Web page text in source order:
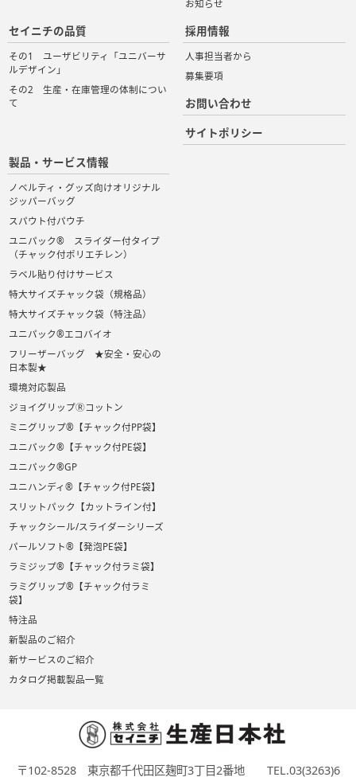
お知らせ
製品・サービス情報
ノベルティ・グッズ向けオリジナル
ジッパーバッグ
スパウト付パウチ
ユニパック® スライダー付タイプ
（チャック付ポリエチレン）
ラベル貼り付けサービス
特大サイズチャック袋（規格品）
特大サイズチャック袋（特注品）
ユニパック®エコバイオ
フリーザーバッグ ★安全・安心の
日本製★
環境対応製品
ジョイグリップⓇコットン
ミニグリップ®【チャック付PP袋】
ユニパック®【チャック付PE袋】
ユニパック®GP
ユニハンディ®【チャック付PE袋】
スリットパック【カットライン付】
チャックシール/スライダーシリーズ
パールソフト®【発泡PE袋】
ラミジップ®【チャック付ラミ袋】
ラミグリップ®【チャック付ラミ
袋】
特注品
新製品のご紹介
新サービスのご紹介
カタログ掲載製品一覧
セイニチの品質
その1 ユーザビリティ「ユニバーサ
ルデザイン」
その2 生産・在庫管理の体制につい
て
採用情報
人事担当者から
募集要項
お問い合わせ
サイトポリシー
〒102-8528 東京都千代田区麹町3丁目2番地 TEL.03(3263)6